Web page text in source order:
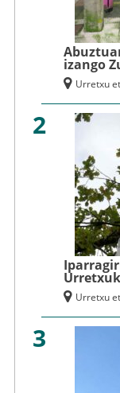
izango
Urretxu
2
Urretxu
3